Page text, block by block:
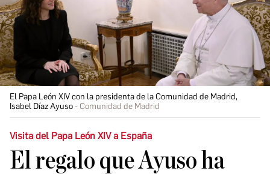
El Papa León XIV con la presidenta de la Comunidad de Madrid,
Isabel Díaz Ayuso
Comunidad de Madrid
Visita del Papa León XIV a España
El regalo que Ayuso ha